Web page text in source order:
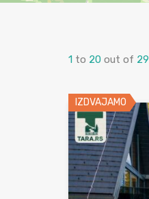
1 to 20 out of 29
IZDVAJAMO